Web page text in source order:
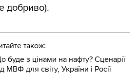
добриво).
також:
буде з цінами на нафту? Сценарії
МВФ для світу, України і Росії